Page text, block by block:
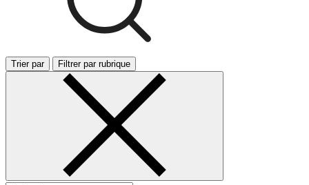
Trier par Filtrer par rubrique